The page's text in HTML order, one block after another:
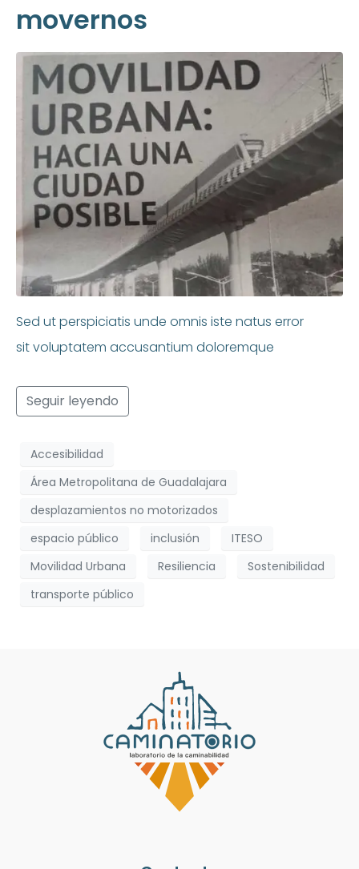
movernos
Sed ut perspiciatis unde omnis iste natus error
sit voluptatem accusantium doloremque
Seguir leyendo
Accesibilidad
Área Metropolitana de Guadalajara
desplazamientos no motorizados
espacio público
inclusión
ITESO
Movilidad Urbana
Resiliencia
Sostenibilidad
transporte público